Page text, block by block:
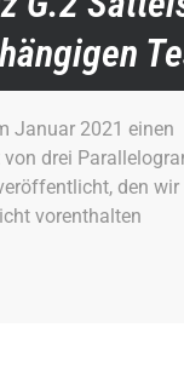
Januar 2021 einen
drei
den wir
vorenthalten